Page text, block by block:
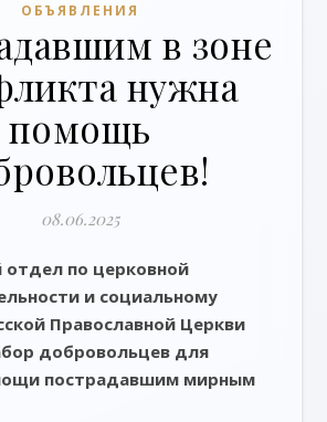
ОБЪЯВЛЕНИЯ
в зоне
нужна
помощь
08.06.2025
по церковной
и социальному
Православной Церкви
добровольцев для
пострадавшим мирным